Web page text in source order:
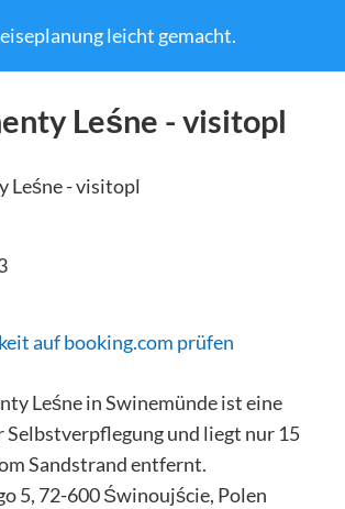
leicht gemacht.
Leśne - visitopl
auf booking.com prüfen
Leśne in Swinemünde ist eine
und liegt nur 15
Sandstrand entfernt.
5, 72-600 Świnoujście, Polen